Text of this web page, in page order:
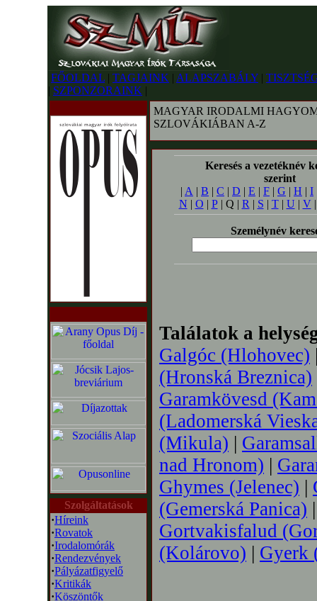
FŐOLDAL | TAGJAINK | ALAPSZABÁLY |
| SZPONZORAINK |
Szolgáltatások
·Híreink
·Rovatok
·Irodalomórák
·Rendezvények
·Pályázatfigyelő
·Kritikák
·Köszöntők
MAGYAR IRODALMI
SZLOVÁKIÁBAN A-Z
Keresés a vezetéknév
szerint
| A | B | C | D | E | F | G | H | I
N | O | P| Q | R | S | T| U | V
Személynév
Találatok a
Galgóc (Hlohovec)
(Hronská Breznica)
Garamkövesd
(Ladomerská
(Mikula) |
nad Hronom) |
Ghymes (Jelenec) |
(Gemerská Panica)
Gortvakisfalud
(Kolárovo) | Gyerk